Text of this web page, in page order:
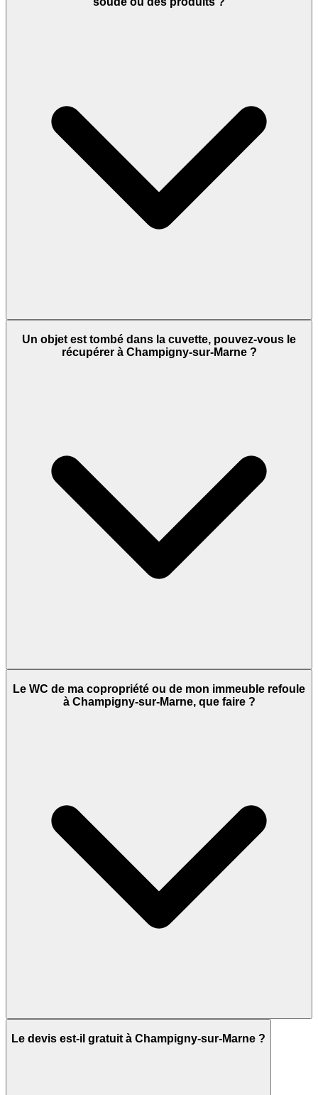
Un objet est tombé dans la cuvette, pouvez-vous le
récupérer à Champigny-sur-Marne ?
Le WC de ma copropriété ou de mon immeuble refoule
à Champigny-sur-Marne, que faire ?
Le devis est-il gratuit à Champigny-sur-Marne ?